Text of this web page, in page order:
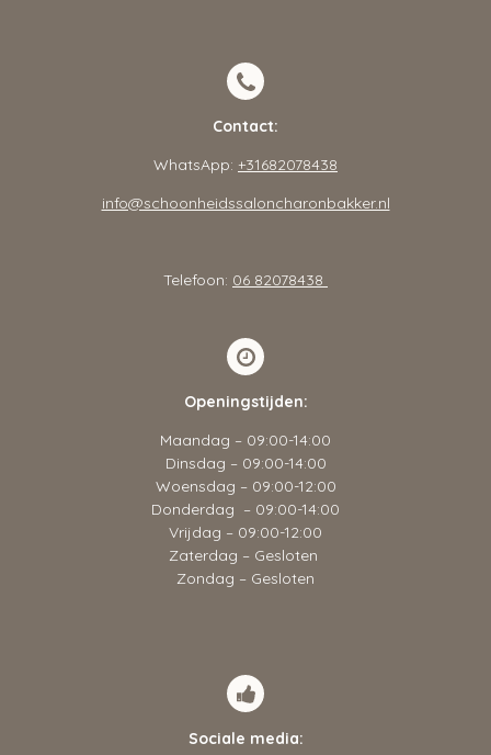
Contact:
WhatsApp: +31682078438
info@schoonheidssaloncharonbakker.nl
Telefoon: 06 82078438
Openingstijden:
Maandag – 09:00-14:00
Dinsdag – 09:00-14:00
Woensdag – 09:00-12:00
Donderdag – 09:00-14:00
Vrijdag – 09:00-12:00
Zaterdag – Gesloten
Zondag – Gesloten
Sociale media: